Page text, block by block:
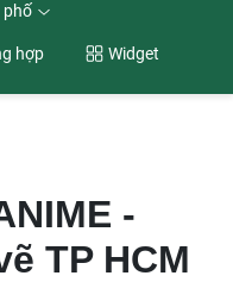
phố
hợp Widget
-
TP HCM